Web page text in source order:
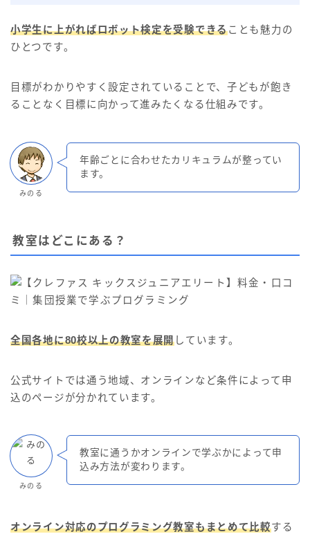
小学生に上がればロボット検定を受験できることも魅力の
ひとつです。
目標がわかりやすく設定されていることで、子どもが飽き
ることなく目標に向かって進みたくなる仕組みです。
みのる
年齢ごとに合わせたカリキュラムが整ってい
ます。
教室はどこにある？
全国各地に80校以上の教室を展開しています。
公式サイトでは通う地域、オンラインなど条件によって申
込のページが分かれています。
みのる
教室に通うかオンラインで学ぶかによって申
込み方法が変わります。
オンライン対応のプログラミング教室もまとめて比較する